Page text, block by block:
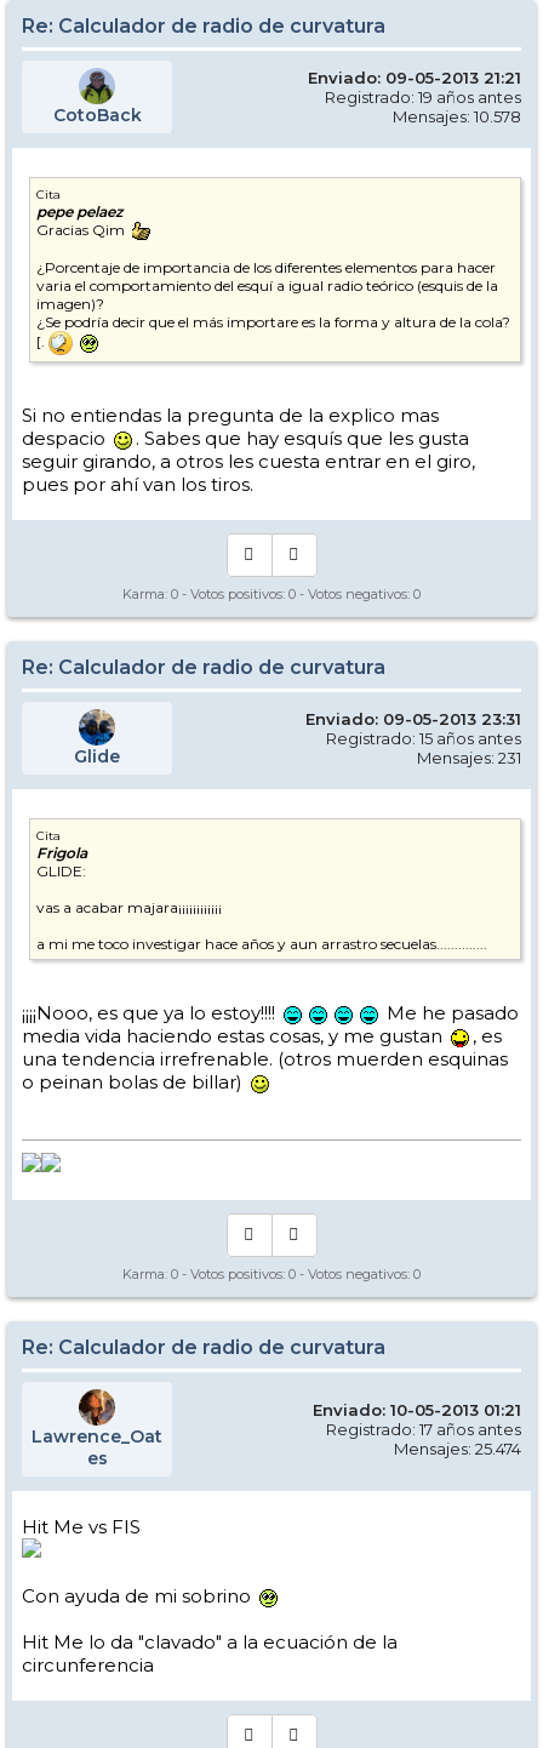
Re: Calculador de radio de curvatura
CotoBack
Enviado: 09-05-2013 21:21
Registrado: 19 años antes
Mensajes: 10.578
Cita
pepe pelaez
Gracias Qim
¿Porcentaje de importancia de los diferentes elementos para hacer
varia el comportamiento del esquí a igual radio teórico (esquis de la
imagen)?
¿Se podría decir que el más importare es la forma y altura de la cola?
[.
Si no entiendas la pregunta de la explico mas
despacio
. Sabes que hay esquís que les gusta
seguir girando, a otros les cuesta entrar en el giro,
pues por ahí van los tiros.
Karma: 0 - Votos positivos: 0 - Votos negativos: 0
Re: Calculador de radio de curvatura
Glide
Enviado: 09-05-2013 23:31
Registrado: 15 años antes
Mensajes: 231
Cita
Frigola
GLIDE:
vas a acabar majara¡¡¡¡¡¡¡¡¡¡¡¡
a mi me toco investigar hace años y aun arrastro secuelas..............
¡¡¡¡Nooo, es que ya lo estoy!!!!
Me he pasado
media vida haciendo estas cosas, y me gustan
, es
una tendencia irrefrenable. (otros muerden esquinas
o peinan bolas de billar)
Karma: 0 - Votos positivos: 0 - Votos negativos: 0
Re: Calculador de radio de curvatura
Lawrence_Oat
es
Enviado: 10-05-2013 01:21
Registrado: 17 años antes
Mensajes: 25.474
Hit Me vs FIS
Con ayuda de mi sobrino
Hit Me lo da "clavado" a la ecuación de la
circunferencia